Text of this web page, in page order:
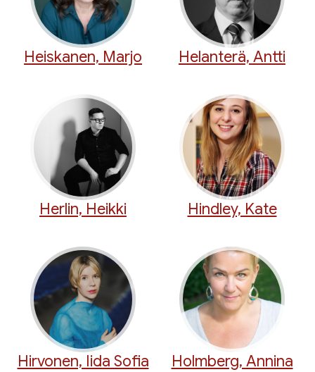
Heiskanen, Marjo Helanterä, Antti
Herlin, Heikki Hindley, Kate
Hirvonen, Iida Sofia Holmberg, Annina